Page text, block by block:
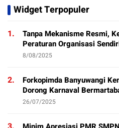
Widget Terpopuler
1.
Tanpa Mekanisme Resmi,
Peraturan Organisasi
8/08/2025
2.
Forkopimda Banyuwangi
Dorong Karnaval
26/07/2025